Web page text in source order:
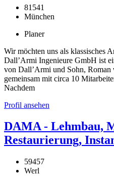
81541
München
Planer
Wir möchten uns als klassisches
Dall’Armi Ingenieure GmbH ist
von Dall’Armi und Sohn, Roman
gemeinsam mit circa 10
Nachdem
Profil ansehen
DAMA - Lehmbau,
Restaurierung,
59457
Werl